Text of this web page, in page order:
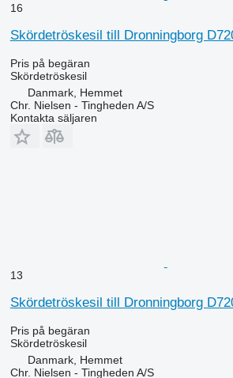
16
Skördetröskesil till Dronningborg
Pris på begäran
Skördetröskesil
Danmark, Hemmet
Chr. Nielsen - Tingheden A/S
Kontakta säljaren
13
Skördetröskesil till Dronningborg
Pris på begäran
Skördetröskesil
Danmark, Hemmet
Chr. Nielsen - Tingheden A/S